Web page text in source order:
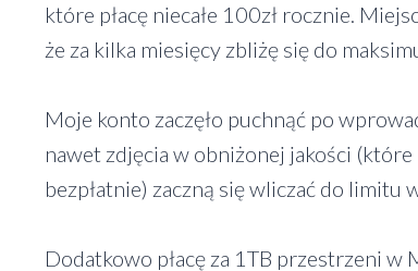
które płacę niecałe 100zł rocznie.
że za kilka miesięcy zbliżę się do
Moje konto zaczęło puchnąć po
nawet zdjęcia w obniżonej jakości
bezpłatnie) zaczną się wliczać do limitu
Dodatkowo płacę za 1TB przestrzeni w